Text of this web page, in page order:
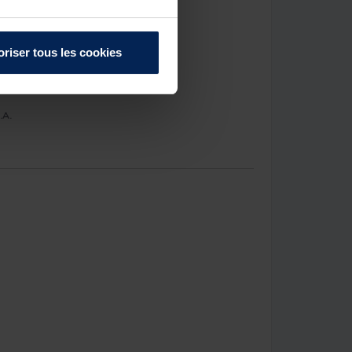
tous les cookies